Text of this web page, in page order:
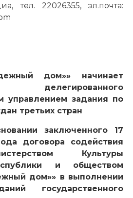
тел. 22026355, эл.почта:
дом»» начинает
делегированного
управлением задания по
третьих стран
заключенного 17
договора содействия
Культуры
и обществом
дом»» в выполнении
государственного